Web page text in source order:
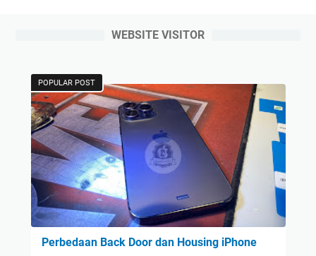
WEBSITE VISITOR
POPULAR POST
Perbedaan Back Door dan Housing iPhone